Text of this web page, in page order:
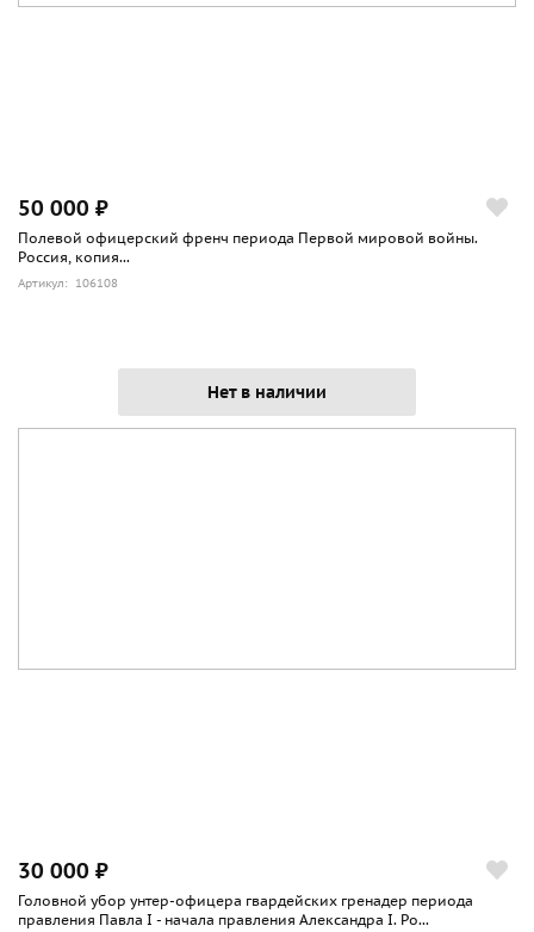
50 000 ₽
Полевой офицерский френч периода Первой мировой войны.
Россия, копия...
Артикул: 106108
Нет в наличии
30 000 ₽
Головной убор унтер-офицера гвардейских гренадер периода
правления Павла I - начала правления Александра I. Ро...